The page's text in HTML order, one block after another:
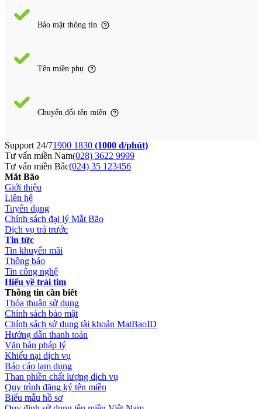
Bảo mật thông tin
Tên miền phụ
Chuyển đổi tên miền
Support 24/71900 1830 (1000 đ/phút)
Tư vấn miền Nam(028) 3622 9999
Tư vấn miền Bắc(024) 35 123456
Mắt Bão
Giới thiệu
Liên hệ
Tuyển dụng
Chính sách đại lý Mắt Bão
Dịch vụ trả trước
Tin tức
Tin khuyến mãi
Thông báo
Tin công nghệ
Hiểu về trái tim
Thông tin cần biết
Thỏa thuận sử dụng
Chính sách bảo mật
Chính sách sử dụng tài khoản MatBaoID
Hướng dẫn thanh toán
Văn bản pháp lý
Khiếu nại dịch vụ
Báo cáo lạm dụng
Than phiền chất lượng dịch vụ
Quy trình đăng ký tên miền
Biểu mẫu hồ sơ